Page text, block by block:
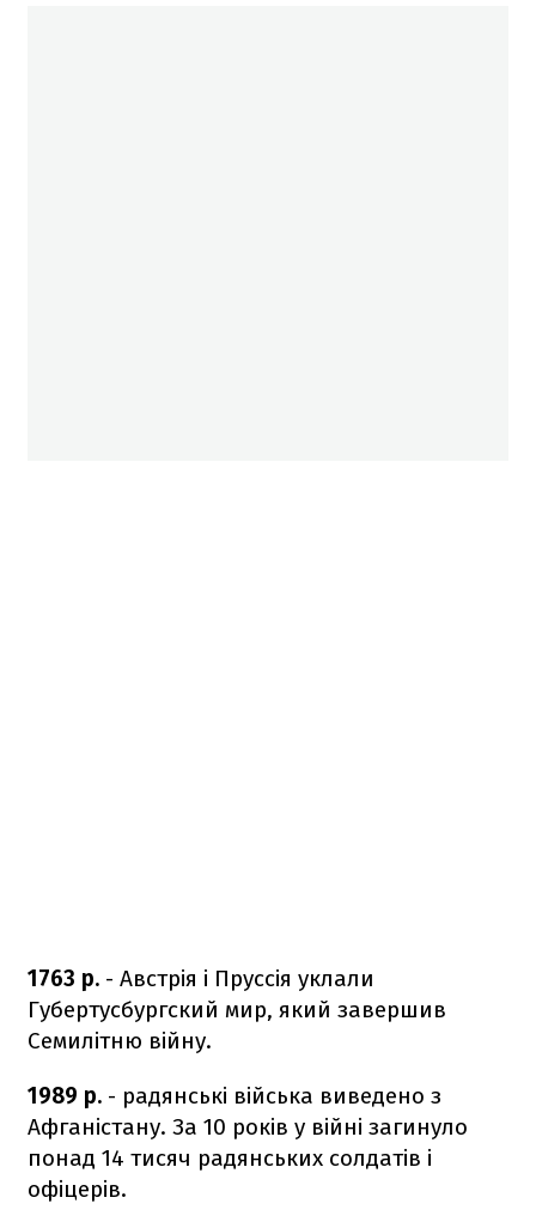
1763 р. - Австрія і Пруссія уклали
Губертусбургский мир, який завершив
Семилітню війну.
1989 р. - радянські війська виведено з
Афганістану. За 10 років у війні загинуло
понад 14 тисяч радянських солдатів і
офіцерів.